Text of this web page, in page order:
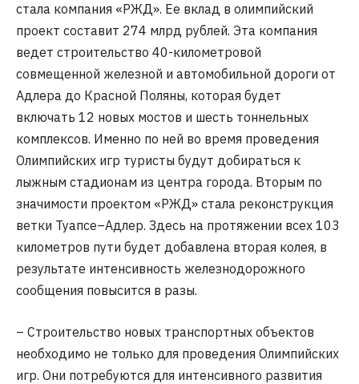
стала компания «РЖД». Ее вклад в олимпийский
проект составит 274 млрд рублей. Эта компания
ведет строительство 40-километровой
совмещенной железной и автомобильной дороги от
Адлера до Красной Поляны, которая будет
включать 12 новых мостов и шесть тоннельных
комплексов. Именно по ней во время проведения
Олимпийских игр туристы будут добираться к
лыжным стадионам из центра города. Вторым по
значимости проектом «РЖД» стала реконструкция
ветки Туапсе–Адлер. Здесь на протяжении всех 103
километров пути будет добавлена вторая колея, в
результате интенсивность железнодорожного
сообщения повысится в разы.
– Строительство новых транспортных объектов
необходимо не только для проведения Олимпийских
игр. Они потребуются для интенсивного развития